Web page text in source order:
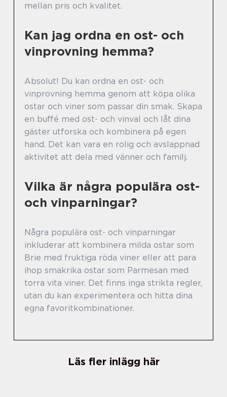
mellan pris och kvalitet.
Kan jag ordna en ost- och
vinprovning hemma?
Absolut! Du kan ordna en ost- och
vinprovning hemma genom att köpa olika
ostar och viner som passar din smak. Skapa
en buffé med ost- och vinval och låt dina
gäster utforska och kombinera på egen
hand. Det kan vara en rolig och avslappnad
aktivitet att dela med vänner och familj.
Vilka är några populära ost-
och vinparningar?
Några populära ost- och vinparningar
inkluderar att kombinera milda ostar som
Brie med fruktiga röda viner eller att para
ihop smakrika ostar som Parmesan med
torra vita viner. Det finns inga strikta regler,
utan du kan experimentera och hitta dina
egna favoritkombinationer.
Läs fler inlägg här